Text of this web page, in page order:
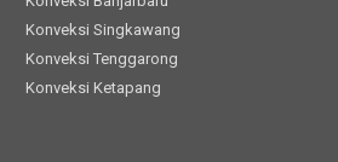
Konveksi Singkawang
Konveksi Tenggarong
Konveksi Ketapang